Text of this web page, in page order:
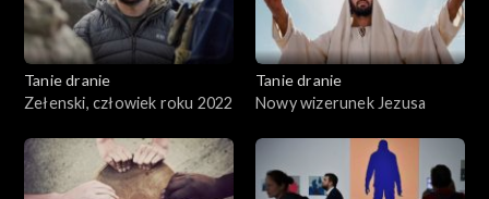
Tanie dranie
Zełenski, człowiek roku 2022
Tanie dranie
Nowy wizerunek Jezusa